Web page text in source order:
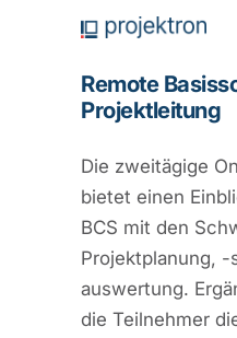
Remote
Projektleitung
Die zweitägige
bietet einen
BCS mit den
Projektplanung,
auswertung.
die Teilnehmer